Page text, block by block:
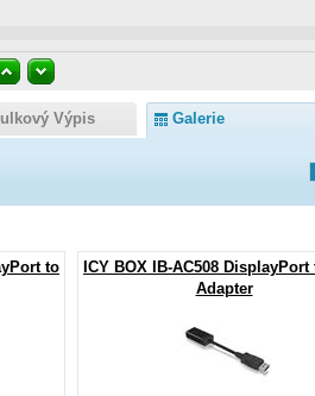
Výpis Galerie
to
ICY BOX IB-AC508 DisplayPort
Adapter